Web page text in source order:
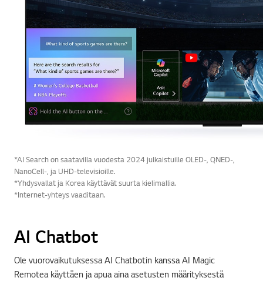
*AI Search on saatavilla vuodesta 2024 julkaistuille OLED-, QNED-,
NanoCell-, ja UHD-televisioille.
*Yhdysvallat ja Korea käyttävät suurta kielimallia.
*Internet-yhteys vaaditaan.
AI Chatbot
Ole vuorovaikutuksessa AI Chatbotin kanssa AI Magic
Remotea käyttäen ja apua aina asetusten määrityksestä